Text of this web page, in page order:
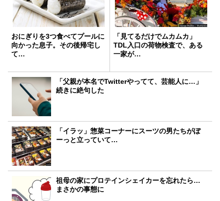
おにぎりを3つ食べてプールに
向かった息子。その後帰宅し
て…
「見てるだけでムカムカ」
TDL入口の荷物検査で、ある
一家が…
「父親が本名でTwitterやってて、芸能人に…」
続きに絶句した
「イラッ」惣菜コーナーにスーツの男たちがぼ
ーっと立っていて…
祖母の家にプロテインシェイカーを忘れたら…
まさかの事態に